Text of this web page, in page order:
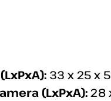
33 x 25 x
(LxPxA): 28